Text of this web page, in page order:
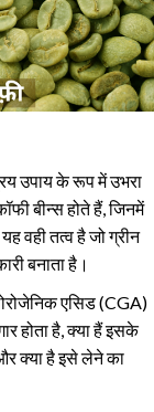
उपाय के रूप में उभरा
बीन्स होते हैं, जिनमें
वही तत्व है जो ग्रीन
बनाता है।
एसिड (CGA)
होता है, क्या हैं इसके
क्या है इसे लेने का